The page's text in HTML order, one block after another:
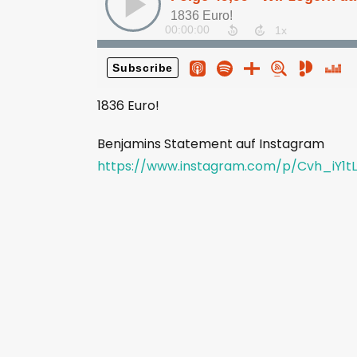
1836 Euro!
Benjamins Statement auf Instagram
https://www.instagram.com/p/